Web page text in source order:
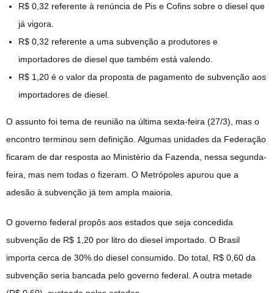
R$ 0,32 referente à renúncia de Pis e Cofins sobre o diesel que
já vigora.
R$ 0,32 referente a uma subvenção a produtores e
importadores de diesel que também está valendo.
R$ 1,20 é o valor da proposta de pagamento de subvenção aos
importadores de diesel.
O assunto foi tema de reunião na última sexta-feira (27/3), mas o
encontro terminou sem definição. Algumas unidades da Federação
ficaram de dar resposta ao Ministério da Fazenda, nessa segunda-
feira, mas nem todas o fizeram. O Metrópoles apurou que a
adesão à subvenção já tem ampla maioria
O governo federal propôs aos estados que seja concedida
subvenção de R$ 1,20 por litro do diesel importado. O Brasil
importa cerca de 30% do diesel consumido. Do total, R$ 0,60 da
subvenção seria bancada pelo governo federal. A outra metade